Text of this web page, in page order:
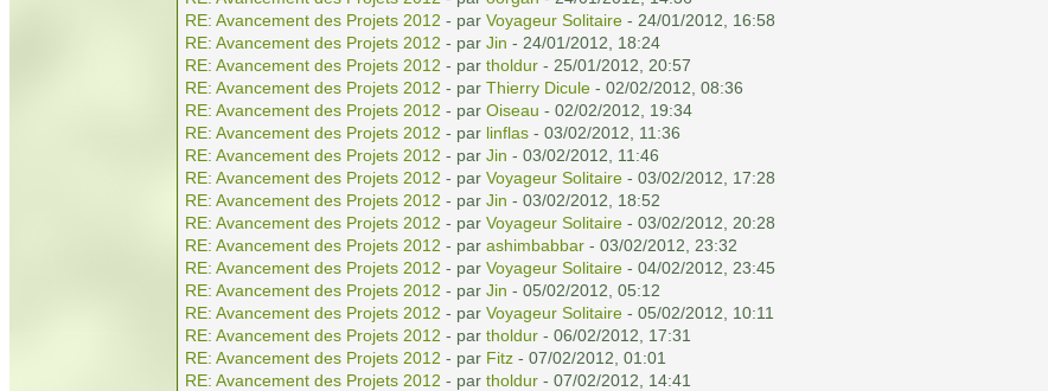
RE: Avancement des Projets 2012 - par Voyageur Solitaire- 24/01/2012, 16:58
RE: Avancement des Projets 2012 - par Jin - 24/01/2012, 18:24
RE: Avancement des Projets 2012 - par tholdur- 25/01/2012, 20:57
RE: Avancement des Projets 2012 - par Thierry Dicule- 02/02/2012, 08:36
RE: Avancement des Projets 2012 - par Oiseau - 02/02/2012, 19:34
RE: Avancement des Projets 2012 - par linflas- 03/02/2012, 11:36
RE: Avancement des Projets 2012 - par Jin - 03/02/2012, 11:46
RE: Avancement des Projets 2012 - par Voyageur Solitaire- 03/02/2012, 17:28
RE: Avancement des Projets 2012 - par Jin - 03/02/2012, 18:52
RE: Avancement des Projets 2012 - par Voyageur Solitaire- 03/02/2012, 20:28
RE: Avancement des Projets 2012 - par ashimbabbar- 03/02/2012, 23:32
RE: Avancement des Projets 2012 - par Voyageur Solitaire- 04/02/2012, 23:45
RE: Avancement des Projets 2012 - par Jin - 05/02/2012, 05:12
RE: Avancement des Projets 2012 - par Voyageur Solitaire- 05/02/2012, 10:11
RE: Avancement des Projets 2012 - par tholdur- 06/02/2012, 17:31
RE: Avancement des Projets 2012 - par Fitz- 07/02/2012, 01:01
RE: Avancement des Projets 2012 - par tholdur- 07/02/2012, 14:41